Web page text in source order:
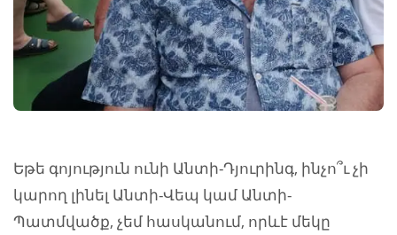
Եթե գոյություն ունի Անտի-Դյուրինգ, ինչո՞ւ չի
կարող լինել Անտի-Վեպ կամ Անտի-
Պատմվածք, չեմ հասկանում, որևէ մեկը